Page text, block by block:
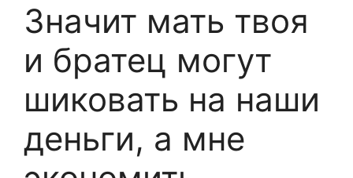
Значит мать твоя
и братец могут
шиковать на наши
деньги, а мне